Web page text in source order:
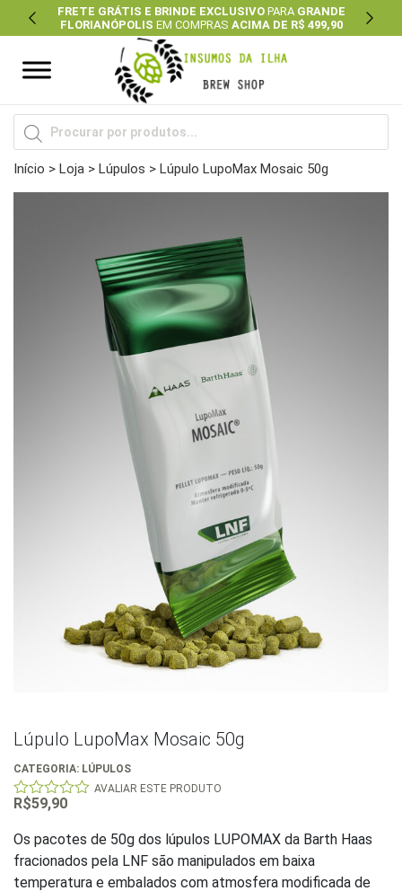
FRETE GRÁTIS E BRINDE EXCLUSIVOPARA GRANDE
FLORIANÓPOLIS EM COMPRAS ACIMA DE R$ 499,90
Previous Next
Pesquisar
produtos
Início > Loja > Lúpulos > Lúpulo LupoMax Mosaic 50g
Lúpulo LupoMax Mosaic 50g
CATEGORIA: LÚPULOS
0
of
5
AVALIAR ESTE PRODUTO
R$59,90
Os pacotes de 50g dos lúpulos LUPOMAX da Barth Haas
fracionados pela LNF são manipulados em baixa
temperatura e embalados com atmosfera modificada de